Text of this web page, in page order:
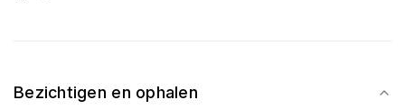
Bezichtigen en ophalen